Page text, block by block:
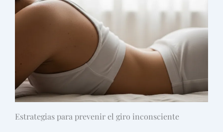
Estrategias para prevenir el giro inconsciente